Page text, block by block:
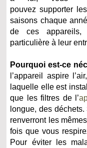
pouvez supporter
saisons chaque
de ces appareils,
particulière à leur
Pourquoi est-ce
l’appareil aspire
laquelle elle est
que les filtres de l’
longue, des
renverront les
fois que vous
Pour éviter les